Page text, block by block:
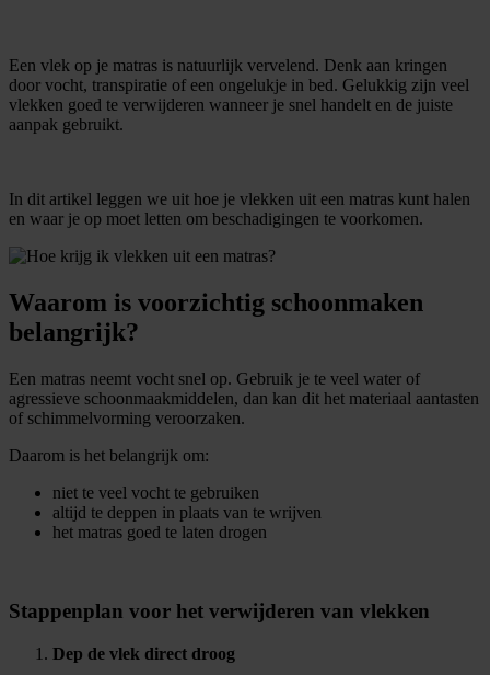
Een vlek op je matras is natuurlijk vervelend. Denk aan kringen
door vocht, transpiratie of een ongelukje in bed. Gelukkig zijn veel
vlekken goed te verwijderen wanneer je snel handelt en de juiste
aanpak gebruikt.
In dit artikel leggen we uit hoe je vlekken uit een matras kunt halen
en waar je op moet letten om beschadigingen te voorkomen.
Waarom is voorzichtig schoonmaken
belangrijk?
Een matras neemt vocht snel op. Gebruik je te veel water of
agressieve schoonmaakmiddelen, dan kan dit het materiaal aantasten
of schimmelvorming veroorzaken.
Daarom is het belangrijk om:
niet te veel vocht te gebruiken
altijd te deppen in plaats van te wrijven
het matras goed te laten drogen
Stappenplan voor het verwijderen van vlekken
Dep de vlek direct droog